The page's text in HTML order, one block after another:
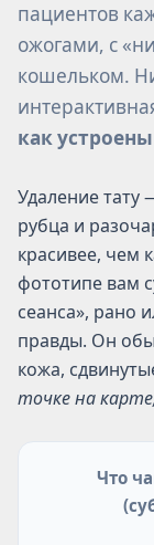
пациентов
ожогами, с
кошельком.
как
Удаление тату
рубца и
красивее, чем
фототипе вам
сеанса», рано
правды. Он
кожа,
точке на
Что